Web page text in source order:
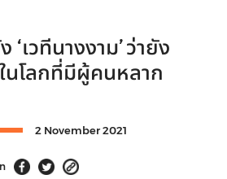
‘เวทีนางงาม’ ว่ายัง
นโลกที่มีผู้คนหลาก
2 November 2021